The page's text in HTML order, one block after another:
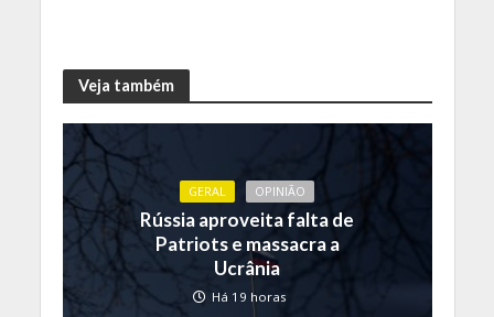
Veja também
GERAL OPINIÃO
Rússia aproveita falta de
Patriots e massacra a
Ucrânia
Há 19 horas